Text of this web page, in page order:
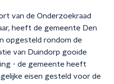
van de Onderzoekraad
heeft de gemeente Den
opgesteld rondom de
van Duindorp gooide
- de gemeente heeft
eisen gesteld voor de